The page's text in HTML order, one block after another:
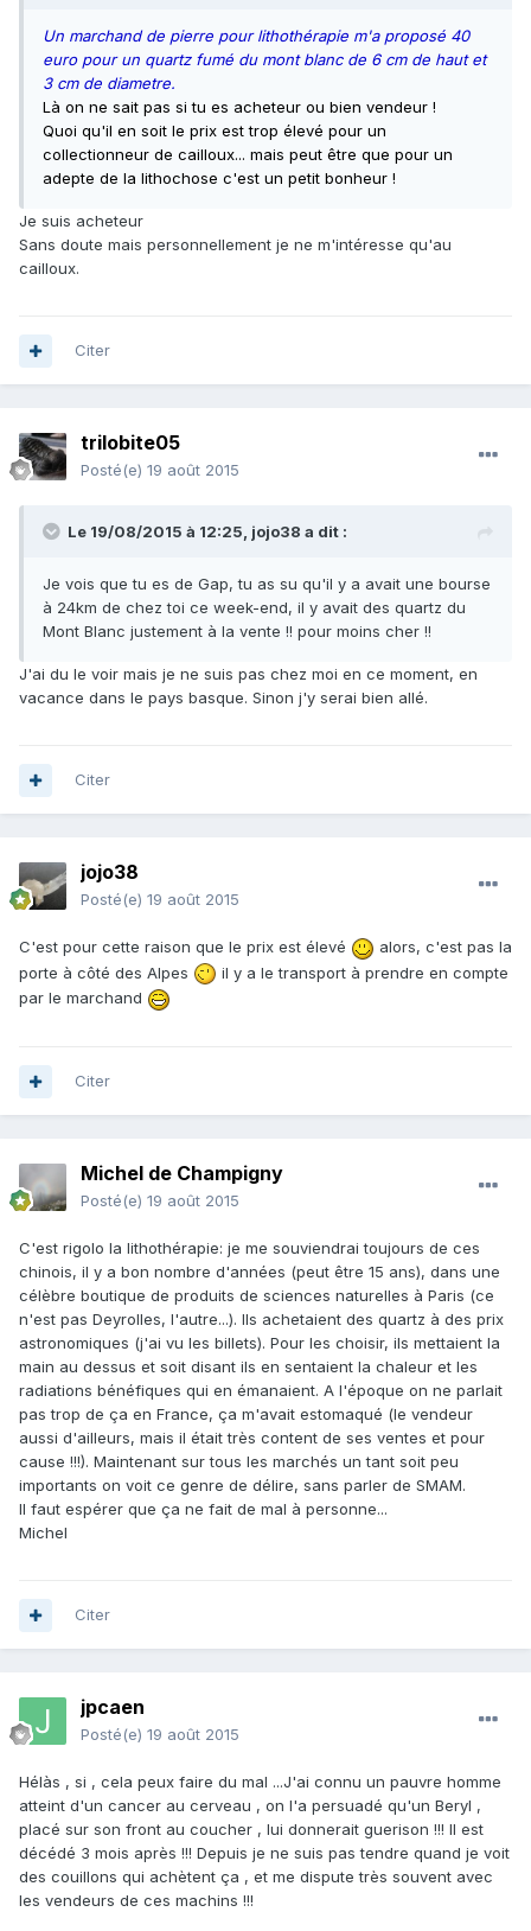
Un marchand de pierre pour lithothérapie m'a proposé 40
euro pour un quartz fumé du mont blanc de 6 cm de haut et
3 cm de diametre.
Là on ne sait pas si tu es acheteur ou bien vendeur !
Quoi qu'il en soit le prix est trop élevé pour un
collectionneur de cailloux... mais peut être que pour un
adepte de la lithochose c'est un petit bonheur !
Je suis acheteur
Sans doute mais personnellement je ne m'intéresse qu'au
cailloux.
Citer
trilobite05
Posté(e) 19 août 2015
Le 19/08/2015 à 12:25, jojo38 a dit :
Je vois que tu es de Gap, tu as su qu'il y a avait une bourse
à 24km de chez toi ce week-end, il y avait des quartz du
Mont Blanc justement à la vente !! pour moins cher !!
J'ai du le voir mais je ne suis pas chez moi en ce moment, en
vacance dans le pays basque. Sinon j'y serai bien allé.
Citer
jojo38
Posté(e) 19 août 2015
C'est pour cette raison que le prix est élevé
alors, c'est pas la
porte à côté des Alpes
il y a le transport à prendre en compte
par le marchand
Citer
Michel de Champigny
Posté(e) 19 août 2015
C'est rigolo la lithothérapie: je me souviendrai toujours de ces
chinois, il y a bon nombre d'années (peut être 15 ans), dans une
célèbre boutique de produits de sciences naturelles à Paris (ce
n'est pas Deyrolles, l'autre...). Ils achetaient des quartz à des prix
astronomiques (j'ai vu les billets). Pour les choisir, ils mettaient la
main au dessus et soit disant ils en sentaient la chaleur et les
radiations bénéfiques qui en émanaient. A l'époque on ne parlait
pas trop de ça en France, ça m'avait estomaqué (le vendeur
aussi d'ailleurs, mais il était très content de ses ventes et pour
cause !!!). Maintenant sur tous les marchés un tant soit peu
importants on voit ce genre de délire, sans parler de SMAM.
Il faut espérer que ça ne fait de mal à personne...
Michel
Citer
jpcaen
Posté(e) 19 août 2015
Hélàs , si , cela peux faire du mal ...J'ai connu un pauvre homme
atteint d'un cancer au cerveau , on l'a persuadé qu'un Beryl ,
placé sur son front au coucher , lui donnerait guerison !!! Il est
décédé 3 mois après !!! Depuis je ne suis pas tendre quand je voit
des couillons qui achètent ça , et me dispute très souvent avec
les vendeurs de ces machins !!!